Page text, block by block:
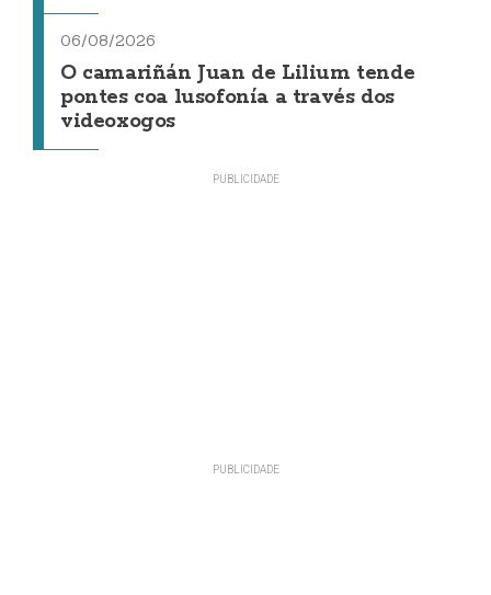
06/08/2026
O camariñán Juan de Lilium tende
pontes coa lusofonía a través dos
videoxogos